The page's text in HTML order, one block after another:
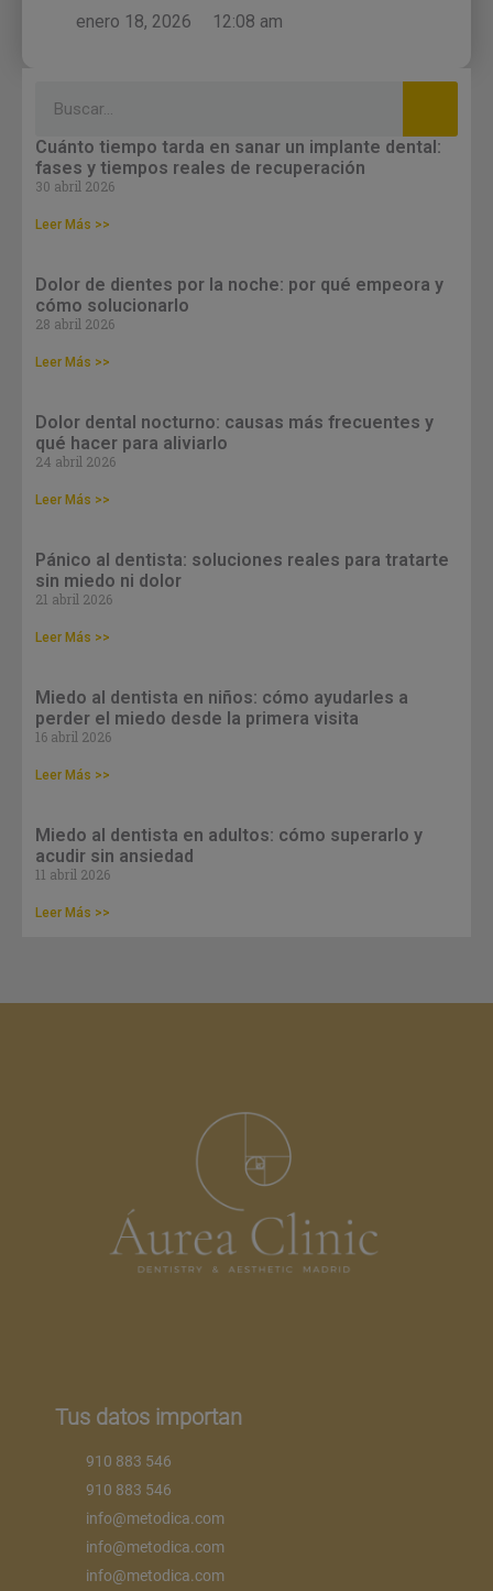
enero 18, 2026 12:08 am
Cuánto tiempo tarda en sanar un implante dental:
fases y tiempos reales de recuperación
30 abril 2026
Leer Más >>
Dolor de dientes por la noche: por qué empeora y
cómo solucionarlo
28 abril 2026
Leer Más >>
Dolor dental nocturno: causas más frecuentes y
qué hacer para aliviarlo
24 abril 2026
Leer Más >>
Pánico al dentista: soluciones reales para tratarte
sin miedo ni dolor
21 abril 2026
Leer Más >>
Miedo al dentista en niños: cómo ayudarles a
perder el miedo desde la primera visita
16 abril 2026
Leer Más >>
Miedo al dentista en adultos: cómo superarlo y
acudir sin ansiedad
11 abril 2026
Leer Más >>
Tus datos importan
910 883 546
910 883 546
info@metodica.com
info@metodica.com
info@metodica.com